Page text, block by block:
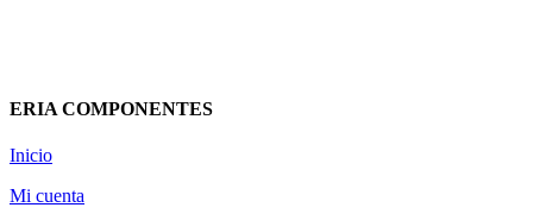
ERIA COMPONENTES
Inicio
Mi cuenta